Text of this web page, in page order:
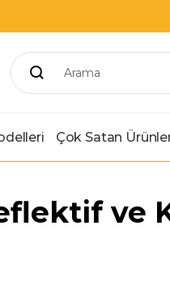
Çok Satan
ve